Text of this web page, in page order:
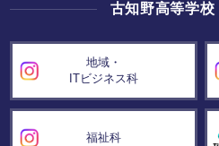
古知野高等学
地域・
ITビジネス科
福祉科